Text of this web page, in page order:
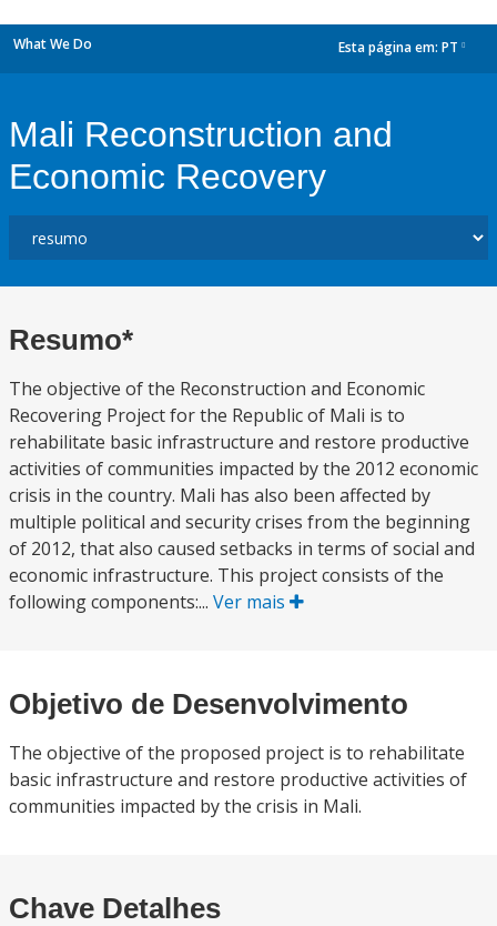
What We Do Esta página em: PT
Mali Reconstruction and
Economic Recovery
Resumo*
The objective of the Reconstruction and Economic
Recovering Project for the Republic of Mali is to
rehabilitate basic infrastructure and restore productive
activities of communities impacted by the 2012 economic
crisis in the country. Mali has also been affected by
multiple political and security crises from the beginning
of 2012, that also caused setbacks in terms of social and
economic infrastructure. This project consists of the
following components:... Ver mais
Objetivo de Desenvolvimento
The objective of the proposed project is to rehabilitate
basic infrastructure and restore productive activities of
communities impacted by the crisis in Mali.
Chave Detalhes